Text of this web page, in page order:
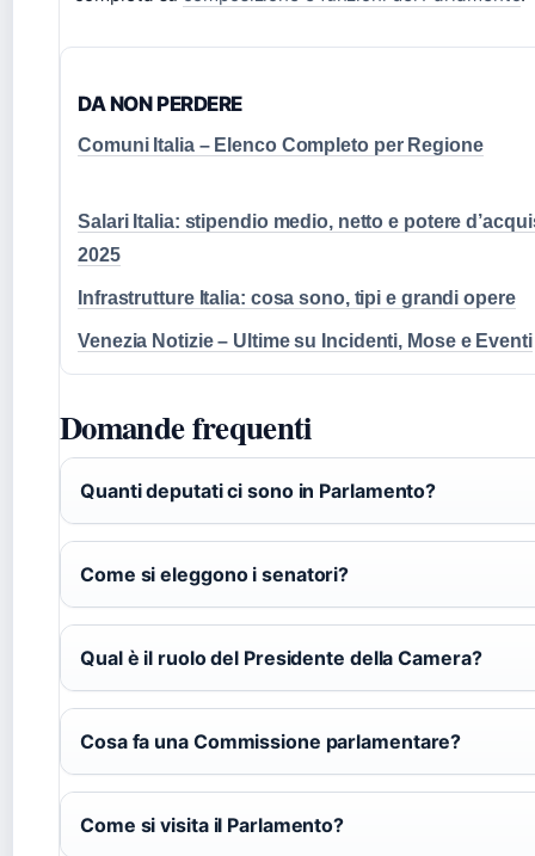
DA NON PERDERE
Comuni Italia – Elenco Completo per Regione
Salari Italia: stipendio medio, netto e potere
2025
Infrastrutture Italia: cosa sono, tipi e grandi opere
Venezia Notizie – Ultime su Incidenti, Mose e Eventi
Domande frequenti
Quanti deputati ci sono in Parlamento?
Come si eleggono i senatori?
Qual è il ruolo del Presidente della Camera?
Cosa fa una Commissione parlamentare?
Come si visita il Parlamento?